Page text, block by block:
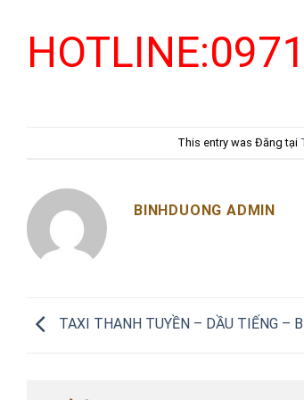
This entry was Đăng tại
BINHDUONG ADMIN
TAXI THANH TUYỀN – DẦU TIẾNG –